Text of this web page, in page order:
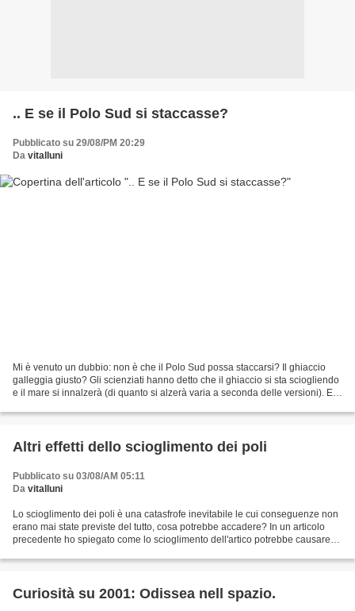
.. E se il Polo Sud si staccasse?
Pubblicato su 29/08/PM 20:29
Da vitalluni
Mi è venuto un dubbio: non è che il Polo Sud possa staccarsi? Il ghiaccio
galleggia giusto? Gli scienziati hanno detto che il ghiaccio si sta sciogliendo
e il mare si innalzerà (di quanto si alzerà varia a seconda delle versioni). E'
Altri effetti dello scioglimento dei poli
Pubblicato su 03/08/AM 05:11
Da vitalluni
Lo scioglimento dei poli è una catasfrofe inevitabile le cui conseguenze non
erano mai state previste del tutto, cosa potrebbe accadere? In un articolo
precedente ho spiegato come lo scioglimento dell'artico potrebbe causare
Curiosità su 2001: Odissea nell spazio.